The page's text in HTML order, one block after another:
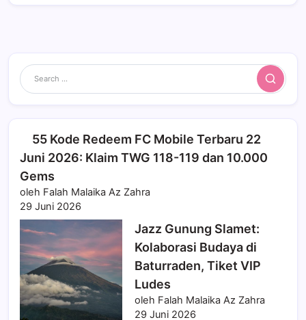
Search
55 Kode Redeem FC Mobile Terbaru 22
Juni 2026: Klaim TWG 118-119 dan 10.000
Gems
oleh Falah Malaika Az Zahra
29 Juni 2026
Jazz Gunung Slamet:
Kolaborasi Budaya di
Baturraden, Tiket VIP
Ludes
oleh Falah Malaika Az Zahra
29 Juni 2026